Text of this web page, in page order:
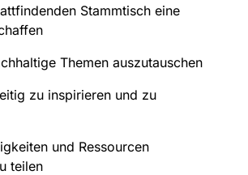
Stammtisch eine
Themen auszutauschen
zu inspirieren und zu
und Ressourcen
teilen